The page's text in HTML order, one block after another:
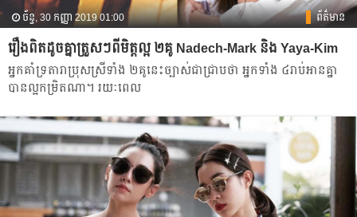
ច័ន្ទ, 30 កញ្ញា 2019 01:00 ព័ត៌មាន
រឿងពិតដូចគ្នាត្រួសៗ​ពី​​មិត្តល្អ ២គូ Nadech-Mark និង​ Yaya-Kim
អ្នក​គាំទ្រ​តារា​ប្រុសស្រី​ទាំង​ ២​គូ​នេះ​ច្បាស់​ជា​ជ្រាប​ថា​ អ្នក​ទាំង​ ៤​រាប់អាន​គ្នា​
បាន​ល្អ​កម្រិត​ណា។ រយៈពេល​